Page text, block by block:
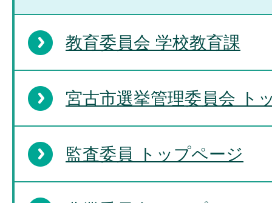
教育委員会 学校教育課
宮古市選挙管理委員会 ト
監査委員 トップページ